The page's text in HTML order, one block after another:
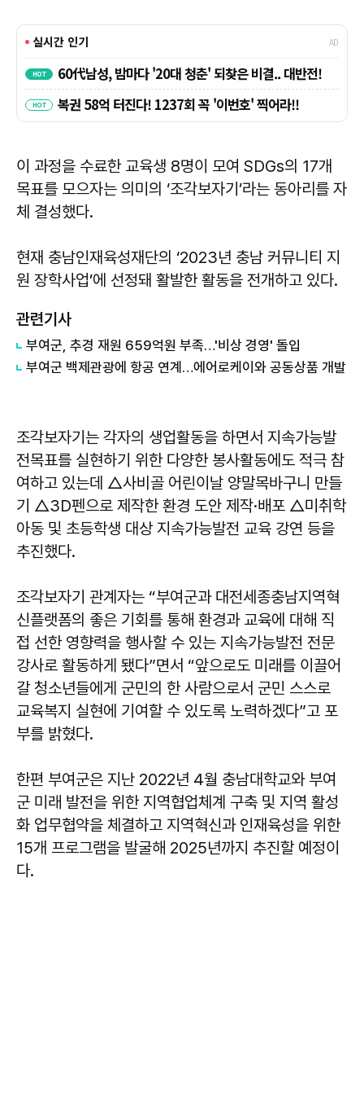
이 과정을 수료한 교육생 8명이 모여 SDGs의 17개
목표를 모으자는 의미의 ‘조각보자기’라는 동아리를 자
체 결성했다.
현재 충남인재육성재단의 ‘2023년 충남 커뮤니티 지
원 장학사업’에 선정돼 활발한 활동을 전개하고 있다.
관련기사
부여군, 추경 재원 659억원 부족…'비상 경영' 돌입
부여군 백제관광에 항공 연계…에어로케이와 공동상품 개발
조각보자기는 각자의 생업활동을 하면서 지속가능발
전목표를 실현하기 위한 다양한 봉사활동에도 적극 참
여하고 있는데 △사비골 어린이날 양말목바구니 만들
기 △3D펜으로 제작한 환경 도안 제작·배포 △미취학
아동 및 초등학생 대상 지속가능발전 교육 강연 등을
추진했다.
조각보자기 관계자는 “부여군과 대전세종충남지역혁
신플랫폼의 좋은 기회를 통해 환경과 교육에 대해 직
접 선한 영향력을 행사할 수 있는 지속가능발전 전문
강사로 활동하게 됐다”면서 “앞으로도 미래를 이끌어
갈 청소년들에게 군민의 한 사람으로서 군민 스스로
교육복지 실현에 기여할 수 있도록 노력하겠다”고 포
부를 밝혔다.
한편 부여군은 지난 2022년 4월 충남대학교와 부여
군 미래 발전을 위한 지역협업체계 구축 및 지역 활성
화 업무협약을 체결하고 지역혁신과 인재육성을 위한
15개 프로그램을 발굴해 2025년까지 추진할 예정이
다.